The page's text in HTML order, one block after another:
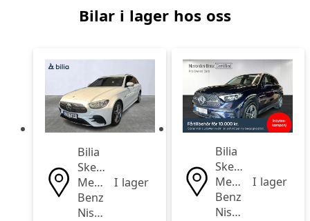
Bilar i lager hos oss
Bilia
Skellefteå
Mercedes-
Benz
Nissan
I lager
Bilia
Skellefteå
Mercedes-
Benz
Nissan
I lager